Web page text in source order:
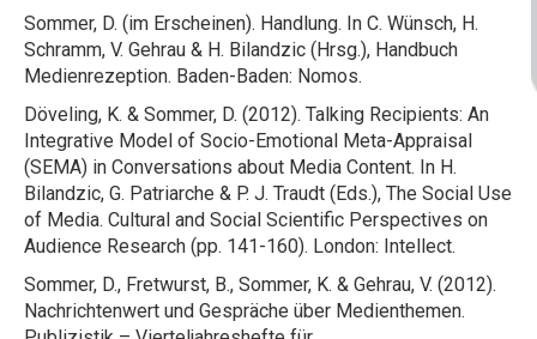
Sommer, D. (im Erscheinen). Handlung. In C. Wünsch, H.
Schramm, V. Gehrau & H. Bilandzic (Hrsg.), Handbuch
Medienrezeption. Baden-Baden: Nomos.
Döveling, K. & Sommer, D. (2012). Talking Recipients: An
Integrative Model of Socio-Emotional Meta-Appraisal
(SEMA) in Conversations about Media Content. In H.
Bilandzic, G. Patriarche & P. J. Traudt (Eds.), The Social Use
of Media. Cultural and Social Scientific Perspectives on
Audience Research (pp. 141-160). London: Intellect.
Sommer, D., Fretwurst, B., Sommer, K. & Gehrau, V. (2012).
Nachrichtenwert und Gespräche über Medienthemen.